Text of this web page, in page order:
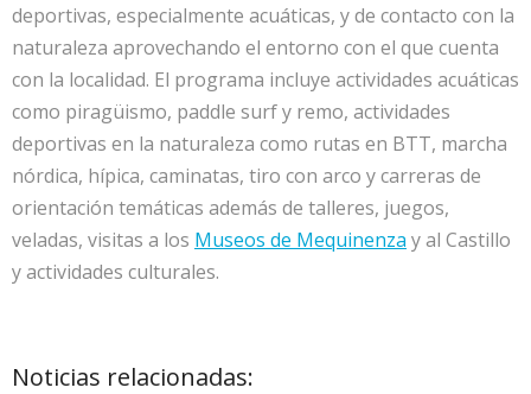
deportivas, especialmente acuáticas, y de contacto con la
naturaleza aprovechando el entorno con el que cuenta
con la localidad. El programa incluye actividades acuáticas
como piragüismo, paddle surf y remo, actividades
deportivas en la naturaleza como rutas en BTT, marcha
nórdica, hípica, caminatas, tiro con arco y carreras de
orientación temáticas además de talleres, juegos,
veladas, visitas a los Museos de Mequinenza y al Castillo
y actividades culturales.
Noticias relacionadas: